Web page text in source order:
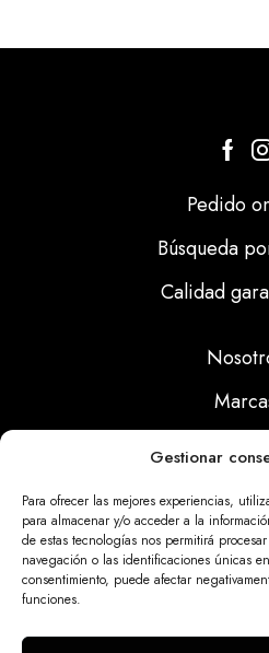
Gestionar
Para ofrecer las mejores experiencias,
para almacenar y/o acceder a la
de estas tecnologías nos permitirá
navegación o las identificaciones únicas
consentimiento, puede afectar
funciones.
Pedido
Búsqueda
Calidad
Noticias
Aviso
Politicas